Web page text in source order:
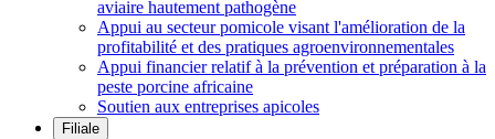
aviaire hautement pathogène
Appui au secteur pomicole visant l'amélioration de la
profitabilité et des pratiques agroenvironnementales
Appui financier relatif à la prévention et préparation à la
peste porcine africaine
Soutien aux entreprises apicoles
Filiale